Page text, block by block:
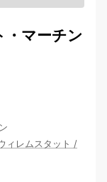
・マーチン
ィレムスタット /